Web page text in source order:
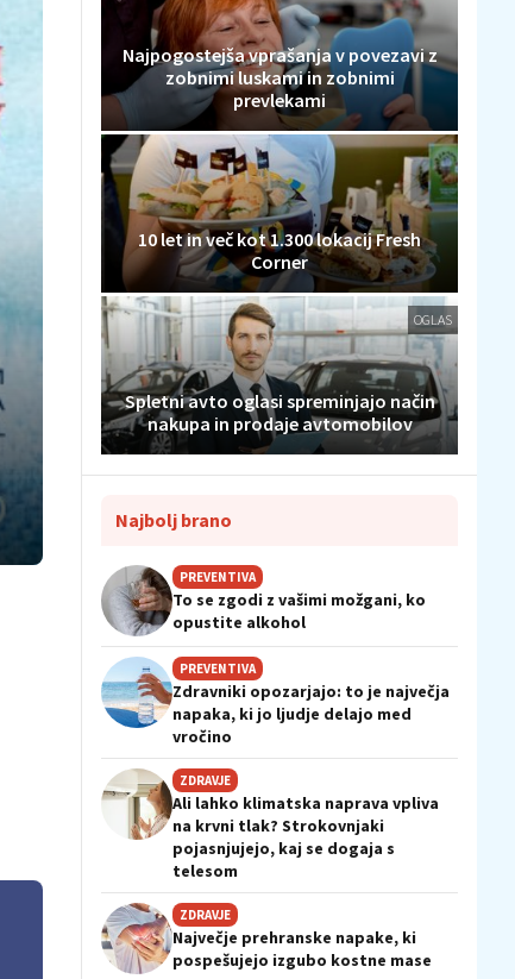
Najpogostejša vprašanja v povezavi z
zobnimi luskami in zobnimi
prevlekami
10 let in več kot 1.300 lokacij Fresh
Corner
OGLAS
Spletni avto oglasi spreminjajo način
nakupa in prodaje avtomobilov
Najbolj brano
PREVENTIVA
To se zgodi z vašimi možgani, ko
opustite alkohol
PREVENTIVA
Zdravniki opozarjajo: to je največja
napaka, ki jo ljudje delajo med
vročino
ZDRAVJE
Ali lahko klimatska naprava vpliva
na krvni tlak? Strokovnjaki
pojasnjujejo, kaj se dogaja s
telesom
ZDRAVJE
Največje prehranske napake, ki
pospešujejo izgubo kostne mase